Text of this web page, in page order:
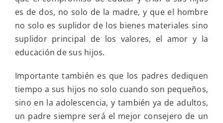
es de dos, no solo de la madre, y que el hombre
no solo es suplidor de los bienes materiales sino
suplidor principal de los valores, el amor y la
educación de sus hijos.
Importante también es que los padres dediquen
tiempo a sus hijos no solo cuando son pequeños,
sino en la adolescencia, y también ya de adultos,
un padre siempre será el mejor consejero de un